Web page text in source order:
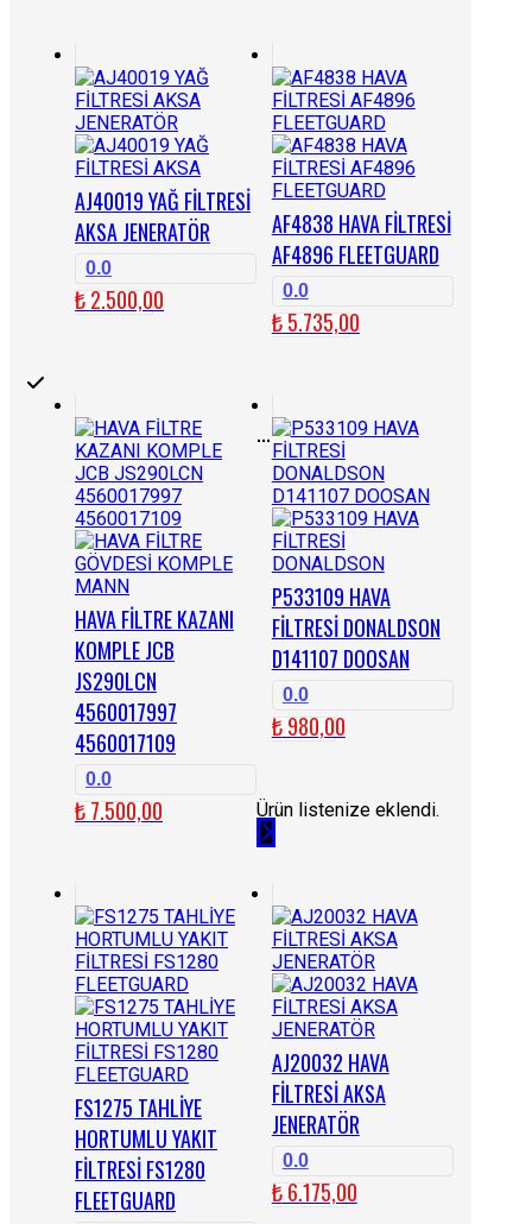
AJ40019 YAĞ FİLTRESİ
AKSA JENERATÖR
0.0
₺2.500,00
AF4838 HAVA FİLTRESİ
AF4896 FLEETGUARD
0.0
₺5.735,00
HAVA FİLTRE KAZANI
KOMPLE JCB
JS290LCN
4560017997
4560017109
0.0
₺7.500,00
P533109 HAVA
FİLTRESİ DONALDSON
D141107 DOOSAN
0.0
₺980,00
FS1275 TAHLİYE
HORTUMLU YAKIT
FİLTRESİ FS1280
FLEETGUARD
AJ20032 HAVA
FİLTRESİ AKSA
JENERATÖR
0.0
₺6.175,00
...
Ürün listenize eklendi.